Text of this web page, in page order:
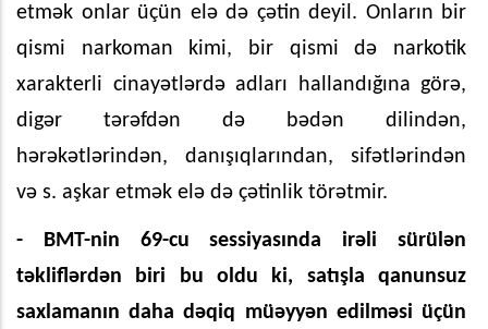
etmək onlar üçün elə də çətin deyil. Onların bir
qismi narkoman kimi, bir qismi də narkotik
xarakterli cinayətlərdə adları hallandığına görə,
digər tərəfdən də bədən dilindən,
hərəkətlərindən, danışıqlarından, sifətlərindən
və s. aşkar etmək elə də çətinlik törətmir.
- BMT-nin 69-cu sessiyasında irəli sürülən
təkliflərdən biri bu oldu ki, satışla qanunsuz
saxlamanın daha dəqiq müəyyən edilməsi üçün